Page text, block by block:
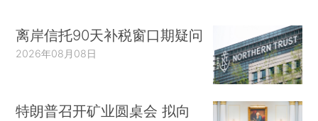
离岸信托90天补税窗口期疑问
2026年08月08日
特朗普召开矿业圆桌会 拟向